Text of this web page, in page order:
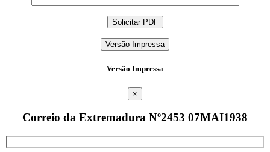
Versão Impressa
Versão Impressa
×
Correio da Extremadura Nº2453 07MAI1938